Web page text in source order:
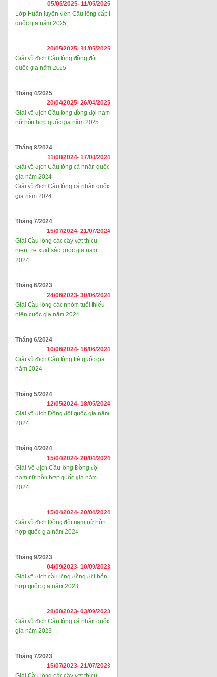
05/05/2025- 11/05/2025
Lớp Huấn luyện viên Cầu lông cấp I
quốc gia năm 2025
20/05/2025- 31/05/2025
Giải vô địch Cầu lông đồng đội
quốc gia năm 2025
Tháng 4/2025
20/04/2025- 26/04/2025
Giải vô địch Cầu lông đồng đội nam
nữ hỗn hợp quốc gia năm 2025
Tháng 8/2024
11/08/2024- 17/08/2024
Giải vô địch Cầu lông cá nhân quốc
gia năm 2024
Giải vô địch Cầu lông cá nhân quốc
gia năm 2024
Tháng 7/2024
15/07/2024- 21/07/2024
Giải Cầu lông các cây vợt thiếu
niên, trẻ xuất sắc quốc gia năm
2024
Tháng 6/2023
24/06/2023- 30/06/2024
Giải Cầu lông các nhóm tuổi thiếu
niên quốc gia năm 2024
Tháng 6/2024
10/06/2024- 16/06/2024
Giải vô địch Cầu lông trẻ quốc gia
năm 2024
Tháng 5/2024
12/05/2024- 18/05/2024
Giải vô địch Đồng đội quốc gia năm
2024
Tháng 4/2024
15/04/2024- 20/04/2024
Giải Vô địch Cầu lông Đồng đội
nam nữ hỗn hợp quốc gia năm
2024
15/04/2024- 20/04/2024
Giải vô địch Đồng đội nam nữ hỗn
hợp quốc gia năm 2024
Tháng 9/2023
04/09/2023- 10/09/2023
Giải vô địch cầu lông đồng đội hỗn
hợp quốc gia năm 2023
28/08/2023- 03/09/2023
Giải vô địch Cầu lông cá nhân quốc
gia năm 2023
Tháng 7/2023
15/07/2023- 21/07/2023
Giải Cầu lông các cây vợt thiếu